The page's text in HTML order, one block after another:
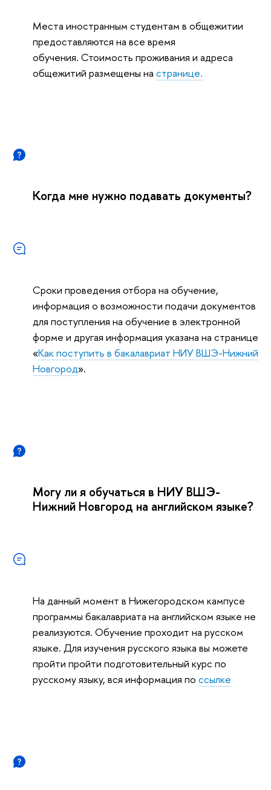
Места иностранным студентам в общежитии
предоставляются на все время
обучения. Стоимость проживания и адреса
общежитий размещены на странице.
Когда мне нужно подавать документы?
Сроки проведения отбора на обучение,
информация о возможности подачи документов
для поступления на обучение в электронной
форме и другая информация указана на странице
«Как поступить в бакалавриат НИУ ВШЭ-Нижний
Новгород».
Могу ли я обучаться в НИУ ВШЭ-
Нижний Новгород на английском языке?
На данный момент в Нижегородском кампусе
программы бакалавриата на английском языке не
реализуются. Обучение проходит на русском
языке. Для изучения русского языка вы можете
пройти пройти подготовительный курс по
русскому языку, вся информация по ссылке